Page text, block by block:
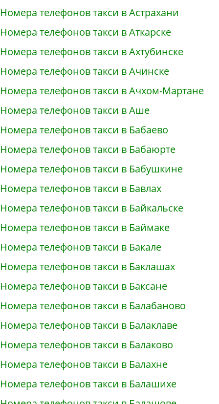
Номера телефонов такси в Астрахани
Номера телефонов такси в Аткарске
Номера телефонов такси в Ахтубинске
Номера телефонов такси в Ачинске
Номера телефонов такси в Ачхом-Мартане
Номера телефонов такси в Аше
Номера телефонов такси в Бабаево
Номера телефонов такси в Бабаюрте
Номера телефонов такси в Бабушкине
Номера телефонов такси в Бавлах
Номера телефонов такси в Байкальске
Номера телефонов такси в Баймаке
Номера телефонов такси в Бакале
Номера телефонов такси в Баклашах
Номера телефонов такси в Баксане
Номера телефонов такси в Балабаново
Номера телефонов такси в Балаклаве
Номера телефонов такси в Балаково
Номера телефонов такси в Балахне
Номера телефонов такси в Балашихе